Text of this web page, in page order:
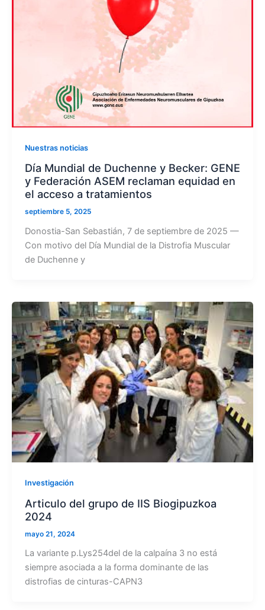
Nuestras noticias
Día Mundial de Duchenne y Becker: GENE
y Federación ASEM reclaman equidad en
el acceso a tratamientos
septiembre 5, 2025
Donostia-San Sebastián, 7 de septiembre de 2025 —
Con motivo del Día Mundial de la Distrofia Muscular
de Duchenne y
Investigación
Articulo del grupo de IIS Biogipuzkoa
2024
mayo 21, 2024
La variante p.Lys254del de la calpaína 3 no está
siempre asociada a la forma dominante de las
distrofias de cinturas-CAPN3